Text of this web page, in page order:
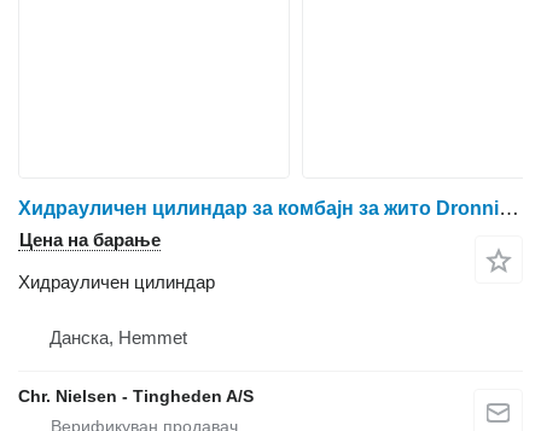
Хидрауличен цилиндар за комбајн за жито Dronningborg D1650
Цена на барање
Хидрауличен цилиндар
Данска, Hemmet
Chr. Nielsen - Tingheden A/S